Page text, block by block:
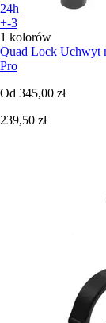
24h
+-3
1 kolorów
Quad Lock Uchwyt
Pro
Od 345,00 zł
239,50 zł